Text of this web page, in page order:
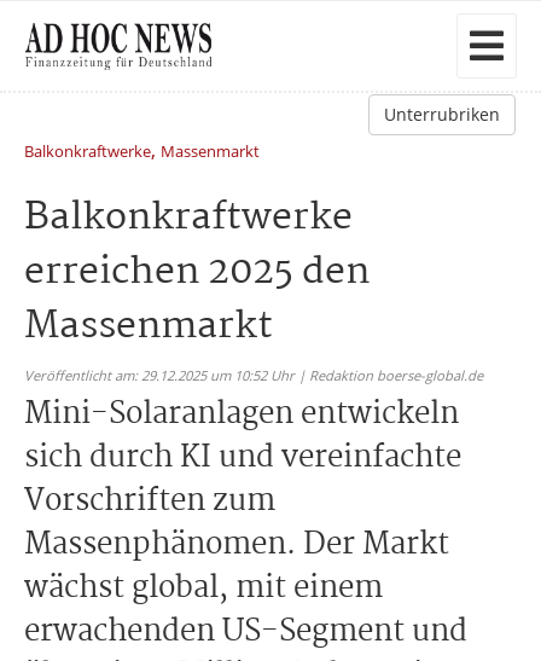
Unterrubriken
Balkonkraftwerke, Massenmarkt
Balkonkraftwerke
erreichen 2025 den
Massenmarkt
Veröffentlicht am: 29.12.2025 um 10:52 Uhr | Redaktion boerse-global.de
Mini-Solaranlagen entwickeln
sich durch KI und vereinfachte
Vorschriften zum
Massenphänomen. Der Markt
wächst global, mit einem
erwachenden US-Segment und